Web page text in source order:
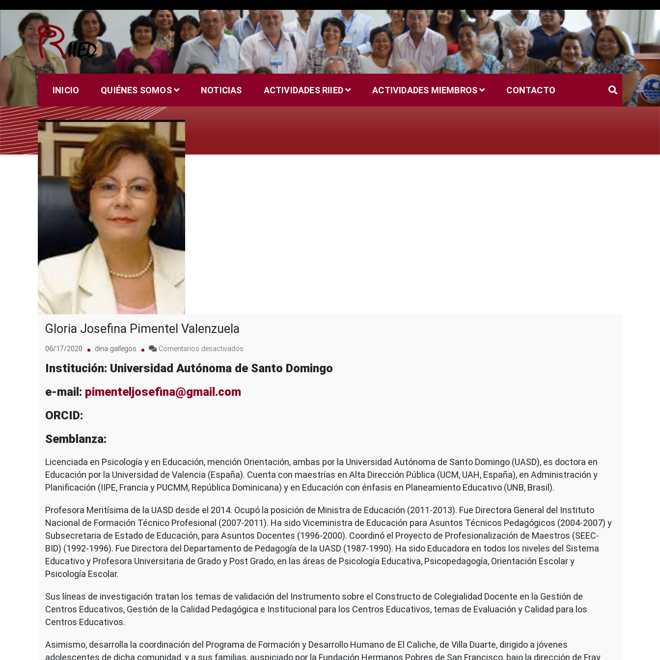
contenido
Riied
INICIO QUIÉNES SOMOS NOTICIAS ACTIVIDADES RIIED ACTIVIDADES MIEMBROS CONTACTO
Gloria Josefina Pimentel Valenzuela
06/17/2020 dina gallegos Comentarios desactivados
Josefina
Institución: Universidad Autónoma de Santo Domingo
e-mail: pimenteljosefina@gmail.com
ORCID:
Semblanza:
Licenciada en Psicología y en Educación, mención Orientación, ambas por la Universidad Autónoma de Santo Domingo (UASD), es doctora en
Educación por la Universidad de Valencia (España). Cuenta con maestrías en Alta Dirección Pública (UCM, UAH, España), en Administración y
Planificación (IIPE, Francia y PUCMM, República Dominicana) y en Educación con énfasis en Planeamiento Educativo (UNB, Brasil).
Profesora Meritísima de la UASD desde el 2014. Ocupó la posición de Ministra de Educación (2011-2013). Fue Directora General del Instituto
Nacional de Formación Técnico Profesional (2007-2011). Ha sido Viceministra de Educación para Asuntos Técnicos Pedagógicos (2004-2007) y
Subsecretaria de Estado de Educación, para Asuntos Docentes (1996-2000). Coordinó el Proyecto de Profesionalización de Maestros (SEEC-
BID) (1992-1996). Fue Directora del Departamento de Pedagogía de la UASD (1987-1990). Ha sido Educadora en todos los niveles del Sistema
Educativo y Profesora Universitaria de Grado y Post Grado, en las áreas de Psicología Educativa, Psicopedagogía, Orientación Escolar y
Psicología Escolar.
Sus líneas de investigación tratan los temas de validación del Instrumento sobre el Constructo de Colegialidad Docente en la Gestión de
Centros Educativos, Gestión de la Calidad Pedagógica e Institucional para los Centros Educativos, temas de Evaluación y Calidad para los
Centros Educativos.
Asimismo, desarrolla la coordinación del Programa de Formación y Desarrollo Humano de El Caliche, de Villa Duarte, dirigido a jóvenes
adolescentes de dicha comunidad, y a sus familias, auspiciado por la Fundación Hermanos Pobres de San Francisco, bajo la dirección de Fray